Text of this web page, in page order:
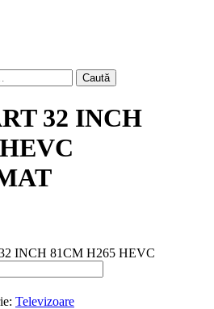
Caută
32 INCH
INCH 81CM H265 HEVC
Televizoare